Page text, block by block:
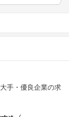
手・優良企業の求